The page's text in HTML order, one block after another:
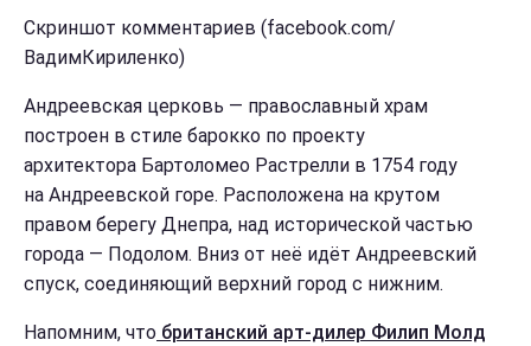
Скриншот комментариев (facebook.com/
ВадимКириленко)
Андреевская церковь — православный храм
построен в стиле барокко по проекту
архитектора Бартоломео Растрелли в 1754 году
на Андреевской горе. Расположена на крутом
правом берегу Днепра, над исторической частью
города — Подолом. Вниз от неё идёт Андреевский
спуск, соединяющий верхний город с нижним.
Напомним, что британский арт-дилер Филип Молд